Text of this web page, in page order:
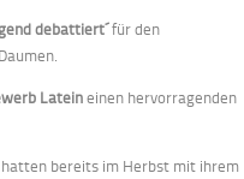
debattiert´für den
Daumen.
Lateineinen hervorragenden
hatten bereits im Herbst mit ihrem